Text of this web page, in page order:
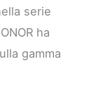
serie
ha
gamma